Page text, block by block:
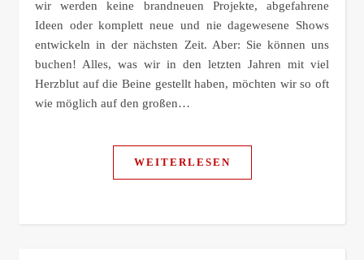
wir werden keine brandneuen Projekte, abgefahrene
Ideen oder komplett neue und nie dagewesene Shows
entwickeln in der nächsten Zeit. Aber: Sie können uns
buchen! Alles, was wir in den letzten Jahren mit viel
Herzblut auf die Beine gestellt haben, möchten wir so oft
wie möglich auf den großen…
WEITERLESEN